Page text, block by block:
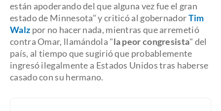
están apoderando del que alguna vez fue el gran
estado de Minnesota" y criticó al gobernadorTim
Walz por no hacer nada, mientras que arremetió
contra Omar, llamándola "la peor congresista" del
país, al tiempo que sugirió que probablemente
ingresó ilegalmente a Estados Unidos tras haberse
casado con su hermano.